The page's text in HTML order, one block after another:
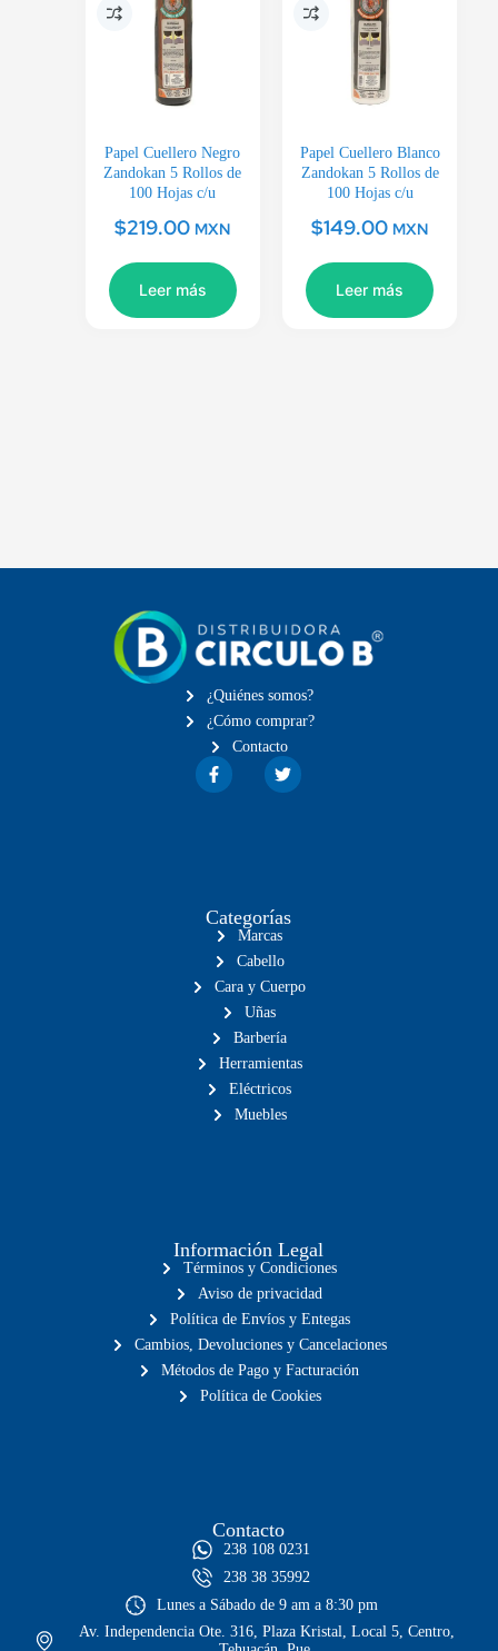
Papel Cuellero Negro
Zandokan 5 Rollos de
100 Hojas c/u
$219.00 MXN
Leer más
Papel Cuellero Blanco
Zandokan 5 Rollos de
100 Hojas c/u
$149.00 MXN
Leer más
¿Quiénes somos?
¿Cómo comprar?
Contacto
Categorías
Marcas
Cabello
Cara y Cuerpo
Uñas
Barbería
Herramientas
Eléctricos
Muebles
Información Legal
Términos y Condiciones
Aviso de privacidad
Política de Envíos y Entegas
Cambios, Devoluciones y Cancelaciones
Métodos de Pago y Facturación
Política de Cookies
Contacto
238 108 0231
238 38 35992
Lunes a Sábado de 9 am a 8:30 pm
Av. Independencia Ote. 316, Plaza Kristal, Local 5, Centro,